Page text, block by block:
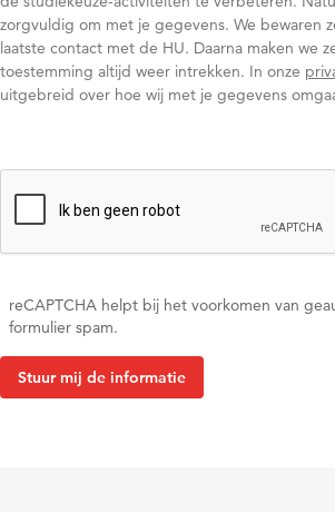
zorgvuldig om met je gegevens. We bewaren
laatste contact met de HU. Daarna maken we
toestemming altijd weer intrekken. In onze
uitgebreid over hoe wij met je gegevens
reCAPTCHA helpt bij het voorkomen van
formulier spam.